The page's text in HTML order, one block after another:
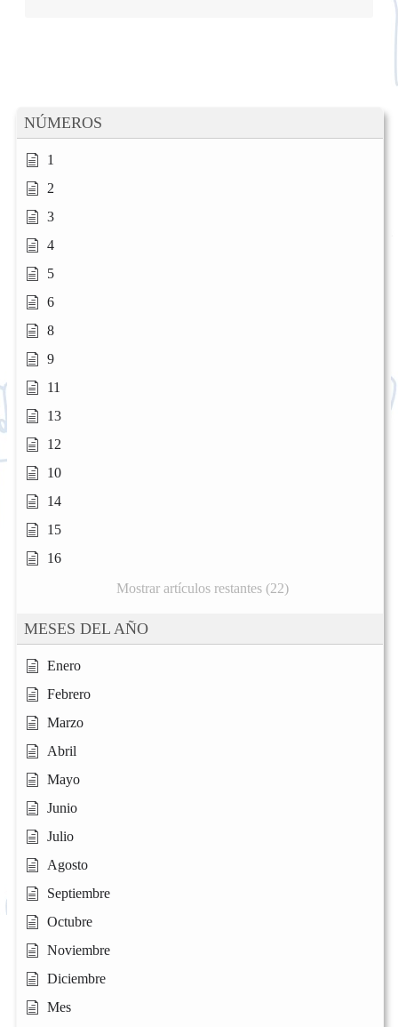
NÚMEROS
1
2
3
4
5
6
8
9
11
13
12
10
14
15
16
Mostrar artículos restantes (22)
MESES DEL AÑO
Enero
Febrero
Marzo
Abril
Mayo
Junio
Julio
Agosto
Septiembre
Octubre
Noviembre
Diciembre
Mes